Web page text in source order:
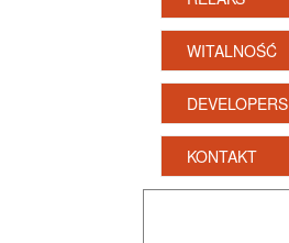
WITALNOŚĆ
DEVELOPERS
KONTAKT